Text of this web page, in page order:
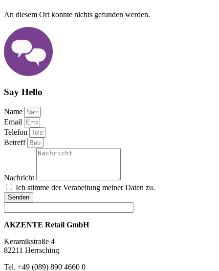
An diesem Ort konnte nichts gefunden werden.
Say Hello
Name
Email
Telefon
Betreff
Nachricht
Ich stimme der Verabeitung meiner Daten zu.
Senden
AKZENTE Retail GmbH
Keramikstraße 4
82211 Herrsching
Tel. +49 (089) 890 4660 0